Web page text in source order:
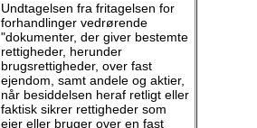
Undtagelsen fra fritagelsen for
forhandlinger vedrørende
"dokumenter, der giver bestemte
rettigheder, herunder
brugsrettigheder, over fast
ejendom, samt andele og aktier,
når besiddelsen heraf retligt eller
faktisk sikrer rettigheder som
ejer eller bruger over en fast